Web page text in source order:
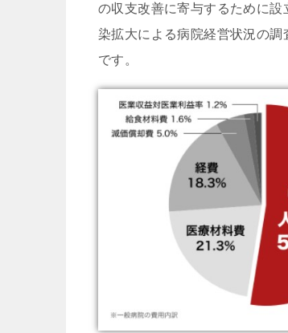
の収支改善に寄与するために
染拡大による病院経営状況の
です。